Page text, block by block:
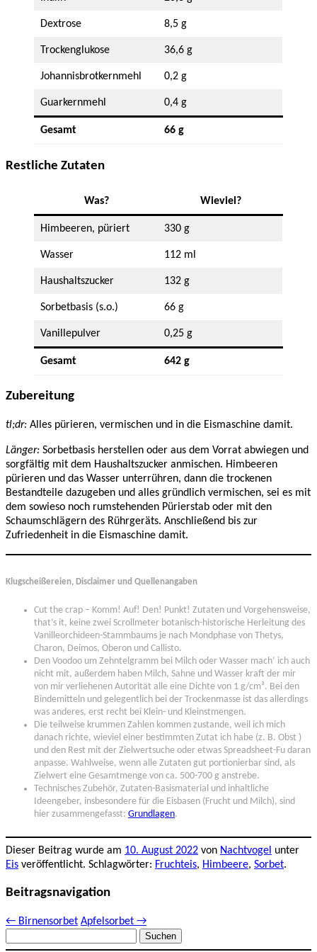
Dextrose 8,5 g
Trockenglukose 36,6 g
Johannisbrotkernmehl 0,2 g
Guarkernmehl 0,4 g
Gesamt 66 g
Restliche Zutaten
Was? Wieviel?
Himbeeren, püriert 330 g
Wasser 112 ml
Haushaltszucker 132 g
Sorbetbasis (s.o.) 66 g
Vanillepulver 0,25 g
Gesamt 642 g
Zubereitung
tl;dr: Alles pürieren, vermischen und in die Eismaschine damit.
Länger: Sorbetbasis herstellen oder aus dem Vorrat abwiegen und
sorgfältig mit dem Haushaltszucker anmischen. Himbeeren
pürieren und das Wasser unterrühren, dann die trockenen
Bestandteile dazugeben und alles gründlich vermischen, sei es mit
dem sowieso noch rumstehenden Pürierstab oder mit den
Schaumschlägern des Rührgeräts. Anschließend bis zur
Zufriedenheit in die Eismaschine damit.
Klugscheißereien, Disclaimer und Quellenangaben
Cut the crap – Komm! Auf! Den! Punkt! Zutaten und Vorgehensweise,
that’s it, keine zwei Scrollmeter botanisch-historische Herleitung des
Vanilleorchideen-Stammbaums je nach Mondphase von Thetys,
Charon, Deimos, Oberon und Callisto.
Den Voodoo um Zehntelgramm bei Milch oder Wasser mach‘ ich auch
nicht mit, außerdem haben Milch, Sahne und Wasser kraft der mir
von mir verliehenen Autorität alle eine Dichte von 1 g/cm³. Bei den
Bindemitteln und gelegentlich bei der Trockenmasse ist das allerdings
was anderes, erst recht bei Klein- und Kleinstmengen.
Die teilweise krummen Zahlen kommen zustande, weil ich mich
danach richte, wieviel einer bestimmten Zutat ich habe (z. B. Obst )
und den Rest mit der Zielwertsuche oder etwas Spreadsheet-Fu daran
anpasse. Wahlweise, wenn alle Zutaten gut portionierbar sind, als
Zielwert eine Gesamtmenge von ca. 500-700 g anstrebe.
Technisches Zubehör, Zutaten-Basismaterial und inhaltliche
Ideengeber, insbesondere für die Eisbasen (Frucht und Milch), sind
hier zusammengefasst: Grundlagen.
Dieser Beitrag wurde am 10. August 2022 von Nachtvogel unter
Eis veröffentlicht. Schlagwörter: Fruchteis, Himbeere, Sorbet.
Beitragsnavigation
← Birnensorbet Apfelsorbet →
nach: